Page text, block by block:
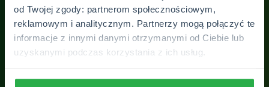
od Twojej zgody: partnerom społecznościowym,
reklamowym i analitycznym. Partnerzy mogą połączyć te
informacje z innymi danymi otrzymanymi od Ciebie lub
uzyskanymi podczas korzystania z ich usług.